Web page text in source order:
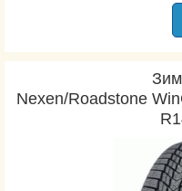
Nexen/Roadstone